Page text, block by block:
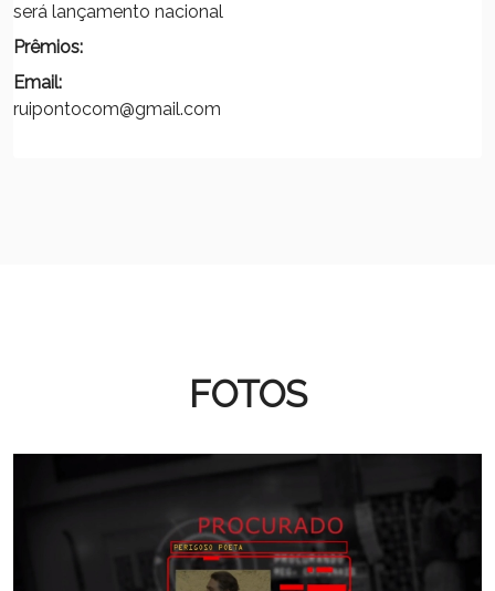
será lançamento nacional
Prêmios:
Email:
ruipontocom@gmail.com
FOTOS